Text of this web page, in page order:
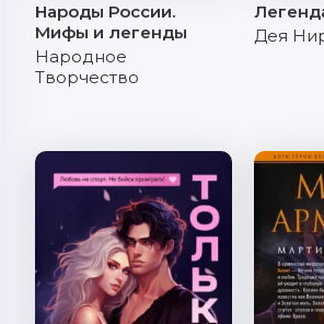
Народы России.
Мифы и легенды
Народное
Творчество
Дея